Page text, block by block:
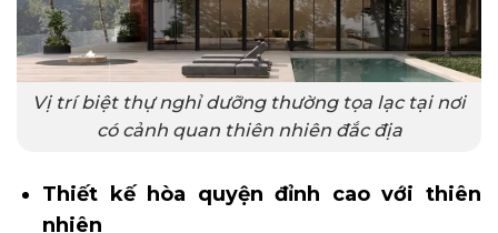
Vị trí biệt thự nghỉ dưỡng thường tọa lạc tại nơi
có cảnh quan thiên nhiên đắc địa
Thiết kế hòa quyện đỉnh cao với thiên
nhiên